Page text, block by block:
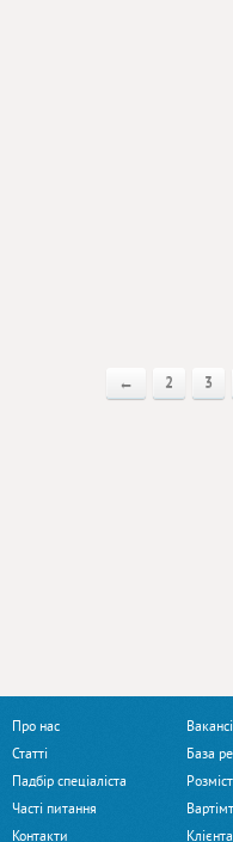
← 2 3
Про нас
Статті
Падбір спеціаліста
Часті питання
Контакти
База